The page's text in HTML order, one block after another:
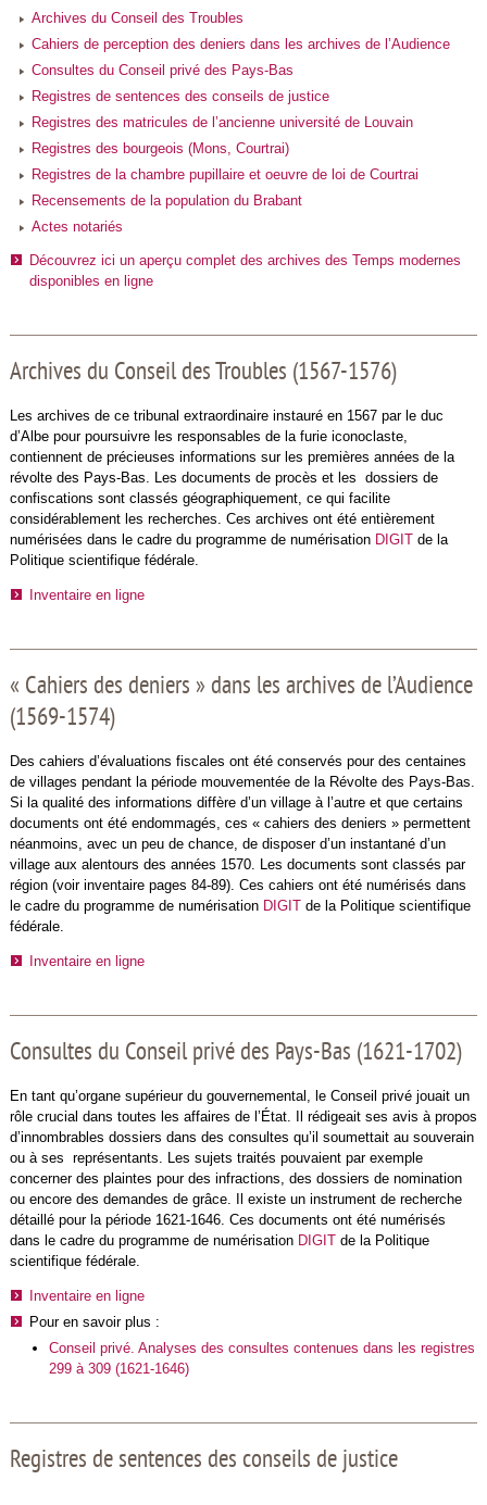
Archives du Conseil des Troubles
Cahiers de perception des deniers dans les archives de l’Audience
Consultes du Conseil privé des Pays-Bas
Registres de sentences des conseils de justice
Registres des matricules de l’ancienne université de Louvain
Registres des bourgeois (Mons, Courtrai)
Registres de la chambre pupillaire et oeuvre de loi de Courtrai
Recensements de la population du Brabant
Actes notariés
Découvrez ici un aperçu complet des archives des Temps modernes
disponibles en ligne
Archives du Conseil des Troubles (1567-1576)
Les archives de ce tribunal extraordinaire instauré en 1567 par le duc
d’Albe pour poursuivre les responsables de la furie iconoclaste,
contiennent de précieuses informations sur les premières années de la
révolte des Pays-Bas. Les documents de procès et les dossiers de
confiscations sont classés géographiquement, ce qui facilite
considérablement les recherches. Ces archives ont été entièrement
numérisées dans le cadre du programme de numérisation DIGITde la
Politique scientifique fédérale.
Inventaire en ligne
« Cahiers des deniers » dans les archives de l’Audience
(1569-1574)
Des cahiers d’évaluations fiscales ont été conservés pour des centaines
de villages pendant la période mouvementée de la Révolte des Pays-Bas.
Si la qualité des informations diffère d’un village à l’autre et que certains
documents ont été endommagés, ces « cahiers des deniers » permettent
néanmoins, avec un peu de chance, de disposer d’un instantané d’un
village aux alentours des années 1570. Les documents sont classés par
région (voir inventaire pages 84-89). Ces cahiers ont été numérisés dans
le cadre du programme de numérisation DIGITde la Politique scientifique
fédérale.
Inventaire en ligne
Consultes du Conseil privé des Pays-Bas (1621-1702)
En tant qu’organe supérieur du gouvernemental, le Conseil privé jouait un
rôle crucial dans toutes les affaires de l’État. Il rédigeait ses avis à propos
d’innombrables dossiers dans des consultes qu’il soumettait au souverain
ou à ses représentants. Les sujets traités pouvaient par exemple
concerner des plaintes pour des infractions, des dossiers de nomination
ou encore des demandes de grâce. Il existe un instrument de recherche
détaillé pour la période 1621-1646. Ces documents ont été numérisés
dans le cadre du programme de numérisation DIGITde la Politique
scientifique fédérale.
Inventaire en ligne
Pour en savoir plus :
Conseil privé. Analyses des consultes contenues dans les registres
299 à 309 (1621-1646)
Registres de sentences des conseils de justice